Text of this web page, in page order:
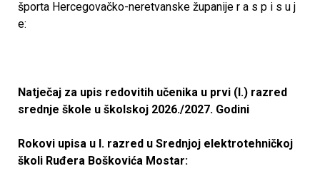
o
a
R
u
športa Hercegovačko-neretvanske županije r a s p i s u j
e:
Natječaj za upis redovitih učenika u prvi (I.) razred
srednje škole u školskoj 2026./2027. Godini
Rokovi upisa u I. razred u Srednjoj elektrotehničkoj
školi Ruđera Boškovića Mostar: